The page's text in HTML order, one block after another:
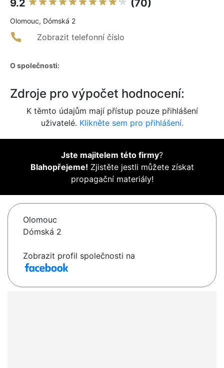
9.2 (70)
Olomouc, Dómská 2
Zobrazit telefonní číslo
O společnosti:
Zdroje pro výpočet hodnocení:
K těmto údajům mají přístup pouze přihlášení
uživatelé. Klikněte sem pro přihlášení.
Jste majitelem této firmy?
Blahopřejeme! Zjistěte jestli můžete získat
propagační materiály!
Olomouc
Dómská 2
Zobrazit profil společnosti na